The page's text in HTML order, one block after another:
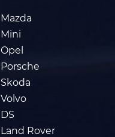
Mazda
Mini
Opel
Porsche
Skoda
Volvo
DS
Land Rover